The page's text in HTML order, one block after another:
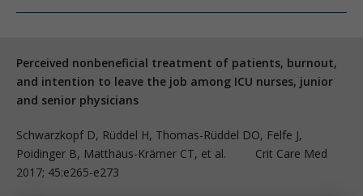
Perceived nonbeneficial treatment of patients, burnout,
and intention to leave the job among ICU nurses, junior
and senior physicians
Schwarzkopf D, Rüddel H, Thomas-Rüddel DO, Felfe J,
Poidinger B, Matthäus-Krämer CT, et al. Crit Care Med
2017; 45:e265-e273